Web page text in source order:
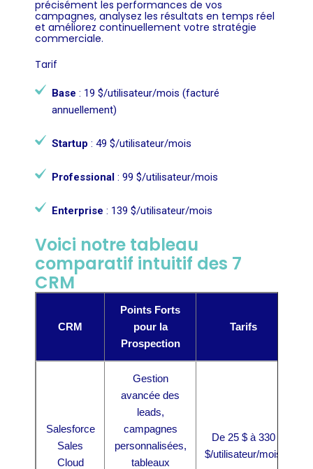
précisément les performances de vos
campagnes, analysez les résultats en temps réel
et améliorez continuellement votre stratégie
commerciale.
Tarif
Base : 19 $/utilisateur/mois (facturé
annuellement)
Startup : 49 $/utilisateur/mois
Professional : 99 $/utilisateur/mois
Enterprise : 139 $/utilisateur/mois
Voici notre tableau
comparatif intuitif des 7
CRM
CRM
Points Forts
pour la
Prospection
Tarifs
Salesforce
Sales
Cloud
Gestion
avancée des
leads,
campagnes
personnalisées,
tableaux
De 25 $ à 330
$/utilisateur/mois